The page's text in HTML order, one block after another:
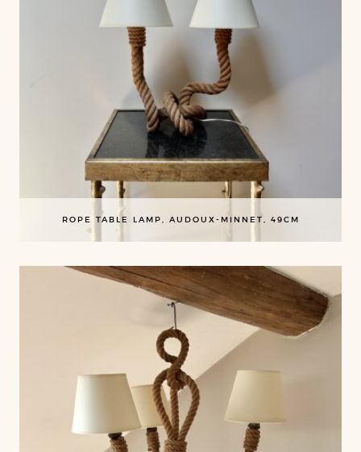
ROPE TABLE LAMP, AUDOUX-MINNET, 49CM